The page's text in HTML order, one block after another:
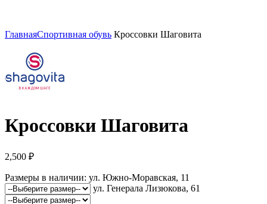
ГлавнаяСпортивная обувь Кроссовки Шаговита
Кроссовки Шаговита
2,500 ₽
Размеры в наличии: ул. Южно-Моравская, 11
ул. Генерала Лизюкова, 61